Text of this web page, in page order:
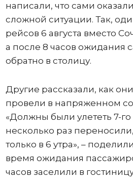
написали, что сами
сложной ситуации. Так,
рейсов 6 августа вместо
а после 8 часов ожидания
обратно в столицу.
Другие рассказали, как
провели в напряженном
«Должны были улететь 7-го
несколько раз
только в 6 утра», –
время ожидания
часов заселили в